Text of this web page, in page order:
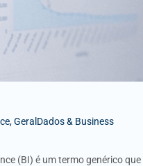
,GeralDados & Business
(BI) é um termo genérico que